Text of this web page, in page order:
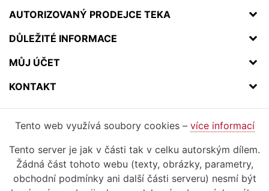
AUTORIZOVANÝ PRODEJCE TEKA
DŮLEŽITÉ INFORMACE
MŮJ ÚČET
KONTAKT
Tento web využívá soubory cookies – více informací
Tento server je jak v části tak v celku autorským dílem.
Žádná část tohoto webu (texty, obrázky, parametry,
obchodní podmínky ani další části serveru) nesmí být